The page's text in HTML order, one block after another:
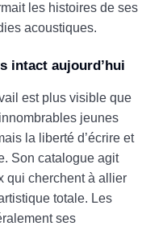
les histoires de ses
acoustiques.
intact aujourd’hui
est plus visible que
jeunes
la liberté d’écrire et
Son catalogue agit
qui cherchent à allier
totale. Les
ses